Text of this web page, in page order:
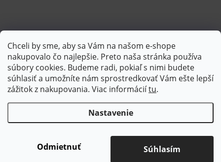
Chceli by sme, aby sa Vám na našom e-shope
nakupovalo čo najlepšie. Preto naša stránka používa
súbory cookies. Budeme radi, pokiaľ s nimi budete
súhlasiť a umožníte nám sprostredkovať Vám ešte lepší
zážitok z nakupovania. Viac informáciítu.
Nastavenie
Odmietnuť Súhlasím
Sledovať na Instagrame
Copyright 2026Brotex | Kvalitný bytový textil. Všetky práva
Upraviť nastavenie cookies